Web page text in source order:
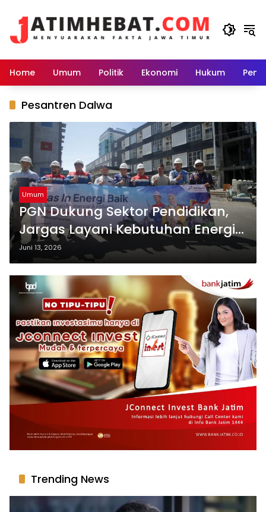
Home Umum Politik Ekonomi Hukum
Pesantren Dalwa
Umum
PGN Dukung Sektor Pendidikan,
Jargas Layani Kebutuhan Energi
Pesantren Dalwa
Juni 13, 2026
Trending News